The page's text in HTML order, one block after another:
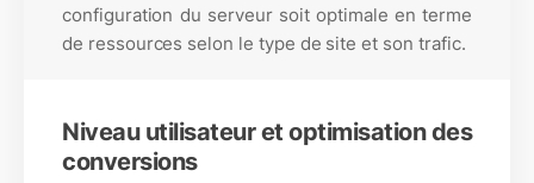
configuration du serveur soit optimale en terme
de ressources selon le type de site et son trafic.
Niveau utilisateur et optimisation des
conversions